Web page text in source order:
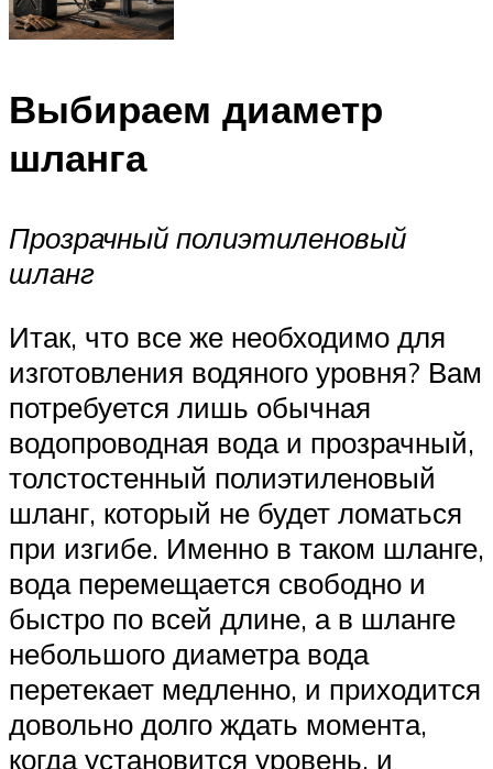
Выбираем диаметр
шланга
Прозрачный полиэтиленовый
шланг
Итак, что все же необходимо для
изготовления водяного уровня? Вам
потребуется лишь обычная
водопроводная вода и прозрачный,
толстостенный полиэтиленовый
шланг, который не будет ломаться
при изгибе. Именно в таком шланге,
вода перемещается свободно и
быстро по всей длине, а в шланге
небольшого диаметра вода
перетекает медленно, и приходится
довольно долго ждать момента,
когда установится уровень, и